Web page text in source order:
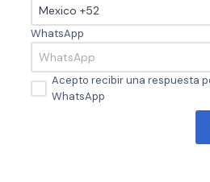
WhatsApp
Acepto recibir una respuesta
WhatsApp